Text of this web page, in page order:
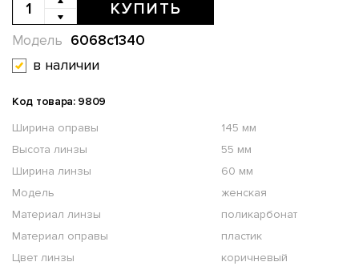
КУПИТЬ
6068c1340
Модель
в наличии
Код товара: 9809
Ширина оправы
145 мм
Высота линзы
55 мм
Ширина линзы
60 мм
Модель
женская
Материал линзы
поликарбонат
Материал оправы
пластик
Цвет линзы
коричневый